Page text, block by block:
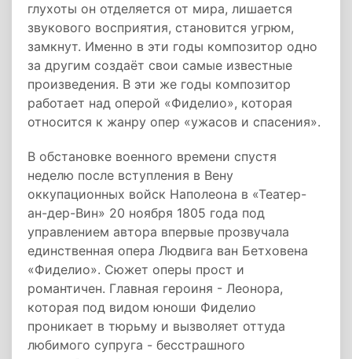
глухоты он отделяется от мира, лишается
звукового восприятия, становится угрюм,
замкнут. Именно в эти годы композитор одно
за другим создаёт свои самые известные
произведения. В эти же годы композитор
работает над оперой «Фиделио», которая
относится к жанру опер «ужасов и спасения».
В обстановке военного времени спустя
неделю после вступления в Вену
оккупационных войск Наполеона в «Театер-
ан-дер-Вин» 20 ноября 1805 года под
управлением автора впервые прозвучала
единственная опера Людвига ван Бетховена
«Фиделио». Сюжет оперы прост и
романтичен. Главная героиня - Леонора,
которая под видом юноши Фиделио
проникает в тюрьму и вызволяет оттуда
любимого супруга - бесстрашного